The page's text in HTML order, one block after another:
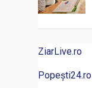
ZiarLive.ro
Popești24.ro